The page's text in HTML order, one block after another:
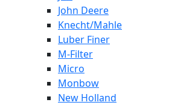
John Deere
Knecht/Mahle
Luber Finer
M-Filter
Micro
Monbow
New Holland